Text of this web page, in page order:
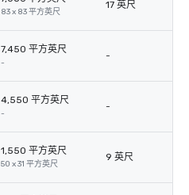
83 x 83 平方英尺
17 英尺
7,450 平方英尺
-
-
4,550 平方英尺
-
-
1,550 平方英尺
50 x 31 平方英尺
9 英尺